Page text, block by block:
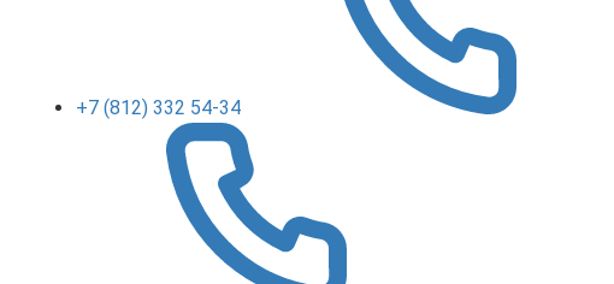
+7 (812) 332 54-34